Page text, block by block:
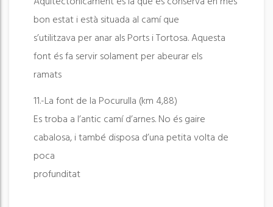
bon estat i està situada al camí que
s’utilitzava per anar als Ports i Tortosa. Aquesta
font és fa servir solament per abeurar els
ramats
11.-La font de la Pocurulla (km 4,88)
Es troba a l’antic camí d’arnes. No és gaire
cabalosa, i també disposa d’una petita volta de
poca
profunditat